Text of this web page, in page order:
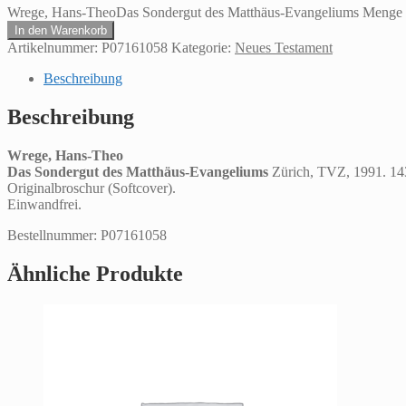
Wrege, Hans-TheoDas Sondergut des Matthäus-Evangeliums Menge
In den Warenkorb
Artikelnummer: P07161058 Kategorie: Neues Testament
Beschreibung
Beschreibung
Wrege, Hans-Theo
Das Sondergut des Matthäus-Evangeliums Zürich, TVZ, 1991.
Originalbroschur (Softcover).
Einwandfrei.
Bestellnummer: P07161058
Ähnliche Produkte